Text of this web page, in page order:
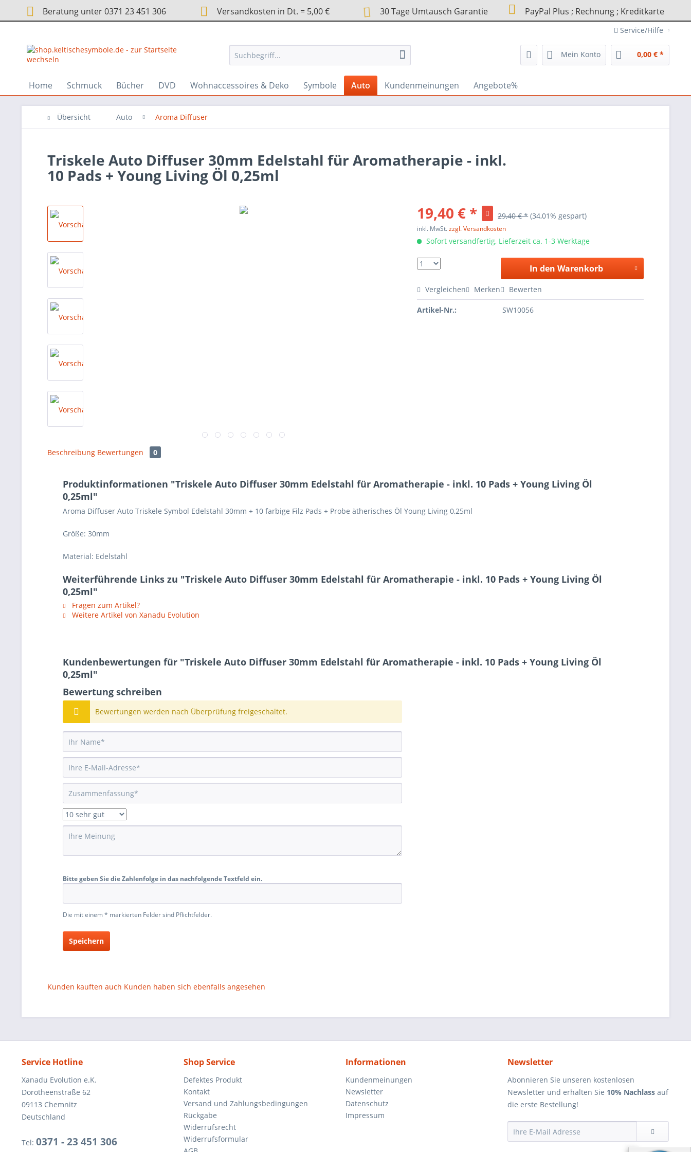
Beratung unter 0371 23 451 306 Versandkosten in Dt. = 5,00 € 30 Tage Umtausch Garantie PayPal Plus ; Rechnung ; Kreditkarte
Service/Hilfe
Mein Konto 0,00 € *
Home Schmuck Bücher DVD Wohnaccessoires & Deko Symbole Auto Kundenmeinungen Angebote%
Übersicht Auto Aroma Diffuser
Triskele Auto Diffuser 30mm Edelstahl für Aromatherapie - inkl.
10 Pads + Young Living Öl 0,25ml
19,40 € *
29,40 € * (34,01% gespart)
inkl. MwSt.zzgl. Versandkosten
Sofort versandfertig, Lieferzeit ca. 1-3 Werktage
In den Warenkorb
Vergleichen Merken Bewerten
Artikel-Nr.: SW10056
Beschreibung Bewertungen 0
Produktinformationen "Triskele Auto Diffuser 30mm Edelstahl für Aromatherapie - inkl. 10 Pads + Young Living Öl
0,25ml"
Aroma Diffuser Auto Triskele Symbol Edelstahl 30mm + 10 farbige Filz Pads + Probe ätherisches Öl Young Living 0,25ml
Größe: 30mm
Material: Edelstahl
Weiterführende Links zu "Triskele Auto Diffuser 30mm Edelstahl für Aromatherapie - inkl. 10 Pads + Young Living Öl
0,25ml"
Fragen zum Artikel?
Weitere Artikel von Xanadu Evolution
Kundenbewertungen für "Triskele Auto Diffuser 30mm Edelstahl für Aromatherapie - inkl. 10 Pads + Young Living Öl
0,25ml"
Bewertung schreiben
Bewertungen werden nach Überprüfung freigeschaltet.
Bitte geben Sie die Zahlenfolge in das nachfolgende Textfeld ein.
Die mit einem * markierten Felder sind Pflichtfelder.
Speichern
Kunden kauften auch Kunden haben sich ebenfalls angesehen
Service Hotline
Xanadu Evolution e.K.
Dorotheenstraße 62
09113 Chemnitz
Deutschland
Tel: 0371 - 23 451 306
Shop Service
Defektes Produkt
Kontakt
Versand und Zahlungsbedingungen
Rückgabe
Widerrufsrecht
Widerrufsformular
Informationen
Kundenmeinungen
Newsletter
Datenschutz
Impressum
Newsletter
Abonnieren Sie unseren kostenlosen
Newsletter und erhalten Sie 10% Nachlass auf
die erste Bestellung!